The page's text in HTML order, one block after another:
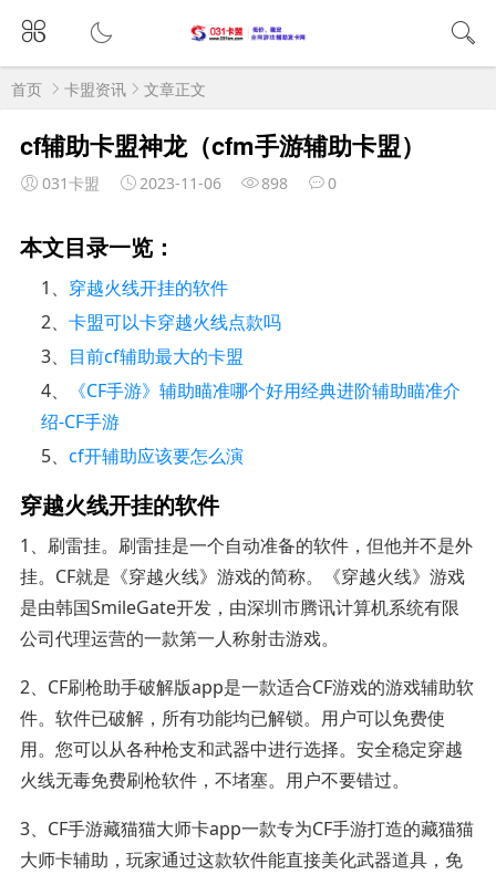
首页 卡盟资讯 文章正文
cf辅助卡盟神龙（cfm手游辅助卡盟）
031卡盟 2023-11-06 898 0
本文目录一览：
1、 穿越火线开挂的软件
2、卡盟可以卡穿越火线点款吗
3、 目前cf辅助最大的卡盟
4、
《CF手游》辅助瞄准哪个好用经典进阶辅助瞄准介
绍-CF手游
5、cf开辅助应该要怎么演
穿越火线开挂的软件
1、刷雷挂。刷雷挂是一个自动准备的软件，但他并不是外
挂。CF就是《穿越火线》游戏的简称。《穿越火线》游戏
是由韩国SmileGate开发，由深圳市腾讯计算机系统有限
公司代理运营的一款第一人称射击游戏。
2、CF刷枪助手破解版app是一款适合CF游戏的游戏辅助软
件。软件已破解，所有功能均已解锁。用户可以免费使
用。您可以从各种枪支和武器中进行选择。安全稳定穿越
火线无毒免费刷枪软件，不堵塞。用户不要错过。
3、CF手游藏猫猫大师卡app一款专为CF手游打造的藏猫猫
大师卡辅助，玩家通过这款软件能直接美化武器道具，免